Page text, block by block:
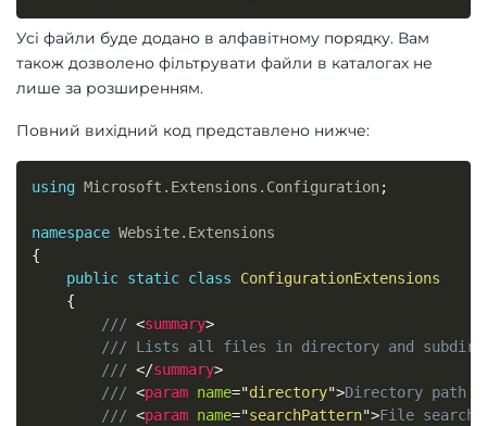
Усі файли буде додано в алфавітному порядку. Вам
також дозволено фільтрувати файли в каталогах не
лише за розширенням.
Повний вихідний код представлено нижче:
using Microsoft . Extensions . Configuration;
namespace Website. Extensions
{
public static class
ConfigurationExtensions
{
/// <summary>
/// Lists all files in directory and
/// </summary>
/// <param name="directory">Directory path
/// <param name="searchPattern">File search